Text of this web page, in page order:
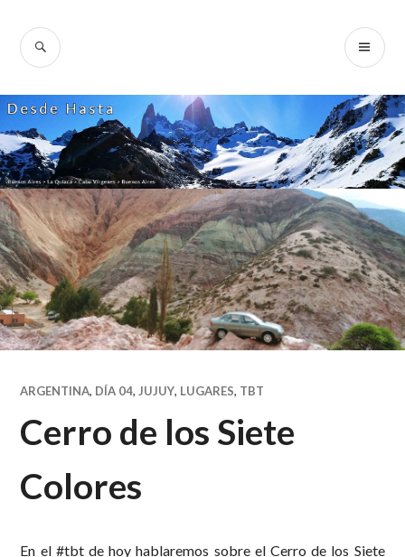
content
SEARCH
ARGENTINA, DÍA 04,JUJUY, LUGARES, TBT
Cerro de los Siete
Colores
En el #tbt de hoy hablaremos sobre el Cerro de los Siete